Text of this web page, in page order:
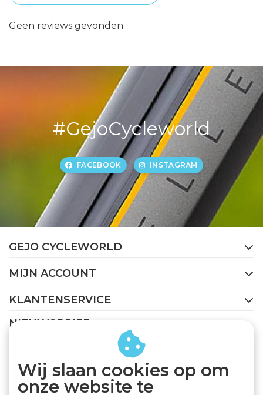
Geen reviews gevonden
#GejoCycleworld
FACEBOOK INSTAGRAM
GEJO CYCLEWORLD
MIJN ACCOUNT
KLANTENSERVICE
NIEUWSBRIEF
Abonneer je op onze nieuwsbrief om op de hoogte te
Wij slaan cookies op om
onze website te